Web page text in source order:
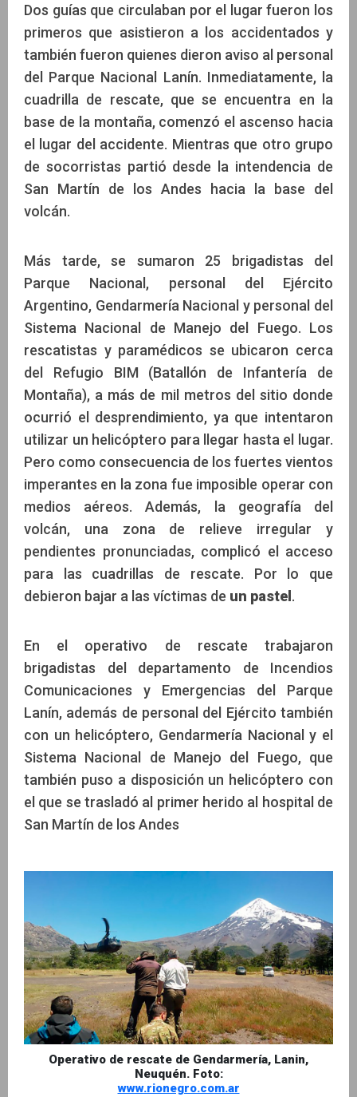
Dos guías que circulaban por el lugar fueron los
primeros que asistieron a los accidentados y
también fueron quienes dieron aviso al personal
del Parque Nacional Lanín. Inmediatamente, la
cuadrilla de rescate, que se encuentra en la
base de la montaña, comenzó el ascenso hacia
el lugar del accidente. Mientras que otro grupo
de socorristas partió desde la intendencia de
San Martín de los Andes hacia la base del
volcán.
Más tarde, se sumaron 25 brigadistas del
Parque Nacional, personal del Ejército
Argentino, Gendarmería Nacional y personal del
Sistema Nacional de Manejo del Fuego. Los
rescatistas y paramédicos se ubicaron cerca
del Refugio BIM (Batallón de Infantería de
Montaña), a más de mil metros del sitio donde
ocurrió el desprendimiento, ya que intentaron
utilizar un helicóptero para llegar hasta el lugar.
Pero como consecuencia de los fuertes vientos
imperantes en la zona fue imposible operar con
medios aéreos. Además, la geografía del
volcán, una zona de relieve irregular y
pendientes pronunciadas, complicó el acceso
para las cuadrillas de rescate. Por lo que
debieron bajar a las víctimas de un pastel .
En el operativo de rescate trabajaron
brigadistas del departamento de Incendios
Comunicaciones y Emergencias del Parque
Lanín, además de personal del Ejército también
con un helicóptero, Gendarmería Nacional y el
Sistema Nacional de Manejo del Fuego, que
también puso a disposición un helicóptero con
el que se trasladó al primer herido al hospital de
San Martín de los Andes
Operativo de rescate de Gendarmería, Lanin,
Neuquén. Foto:
www.rionegro.com.ar